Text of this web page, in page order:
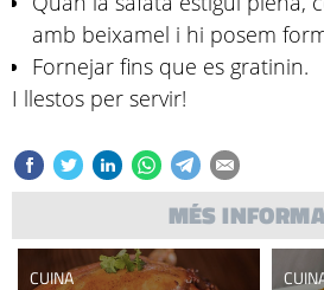
amb beixamel i hi posem
Fornejar fins que es gratinin.
I llestos per servir!
MÉS
CUINA